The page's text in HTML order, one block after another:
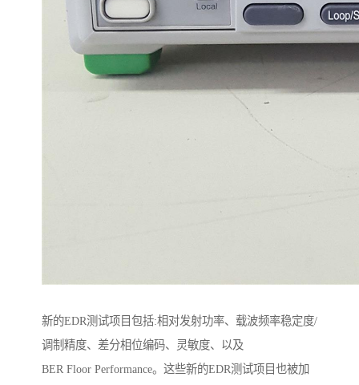
新的EDR测试项目包括:相对发射功率、载波频率稳定度/
调制精度、差分相位编码、灵敏度、以及
BER Floor Performance。这些新的EDR测试项目也被加